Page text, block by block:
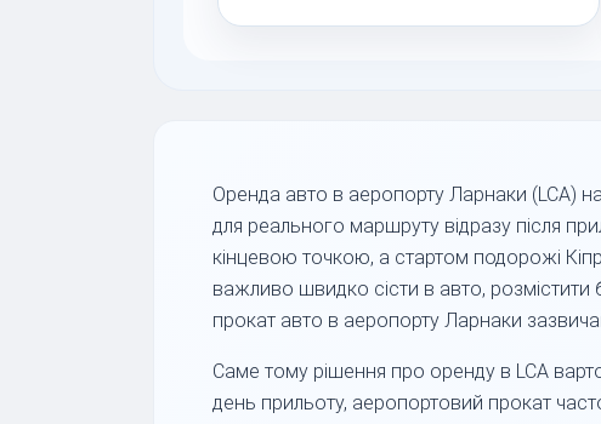
Оренда авто в аеропорту Ларнаки (LCA)
для реального маршруту відразу після
кінцевою точкою, а стартом подорожі
важливо швидко сісти в авто,
прокат авто в аеропорту Ларнаки
Саме тому рішення про оренду в LCA
день прильоту, аеропортовий прокат